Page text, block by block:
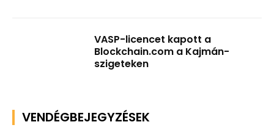
VASP-licencet kapott a
Blockchain.com a Kajmán-
szigeteken
VENDÉGBEJEGYZÉSEK